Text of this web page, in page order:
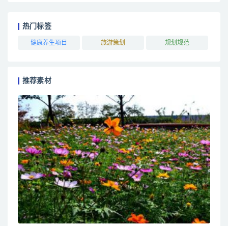
热门标签
健康养生项目 旅游策划 规划规范
推荐素材